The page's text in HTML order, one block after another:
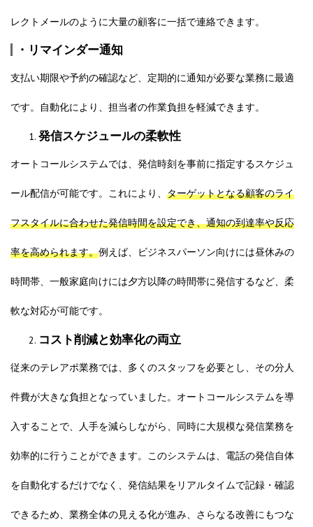
レクトメールのように大量の顧客に一括で連絡できます。
・リマインダー通知
支払い期限や予約の確認など、定期的に通知が必要な業務に最適
です。自動化により、担当者の作業負担を軽減できます。
発信スケジュールの柔軟性
オートコールシステムでは、発信時刻を事前に指定するスケジュ
ール配信が可能です。これにより、 ターゲットとなる顧客のライ
フスタイルに合わせた発信時間を設定でき、通知の到達率や反応
率を高められます。例えば、ビジネスパーソン向けには昼休みの
時間帯、一般家庭向けには夕方以降の時間帯に発信するなど、柔
軟な対応が可能です。
コスト削減と効率化の両立
従来のテレアポ業務では、多くのスタッフを必要とし、その分人
件費が大きな負担となっていました。オートコールシステムを導
入することで、人手を減らしながら、同時に大規模な発信業務を
効率的に行うことができます。このシステムは、電話の発信自体
を自動化するだけでなく、発信結果をリアルタイムで記録・確認
できるため、業務全体の見える化が進み、さらなる改善にもつな